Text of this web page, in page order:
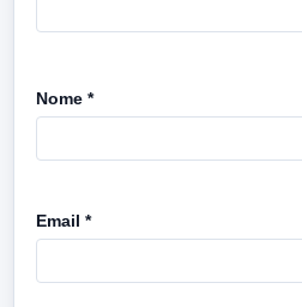
Nome *
Email *